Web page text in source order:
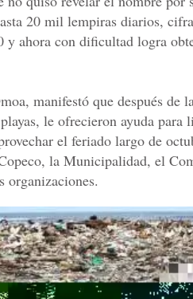
20 mil lempiras diarios,
y ahora con dificultad logra
manifestó que después de
le ofrecieron ayuda para
el feriado largo de
la Municipalidad, el